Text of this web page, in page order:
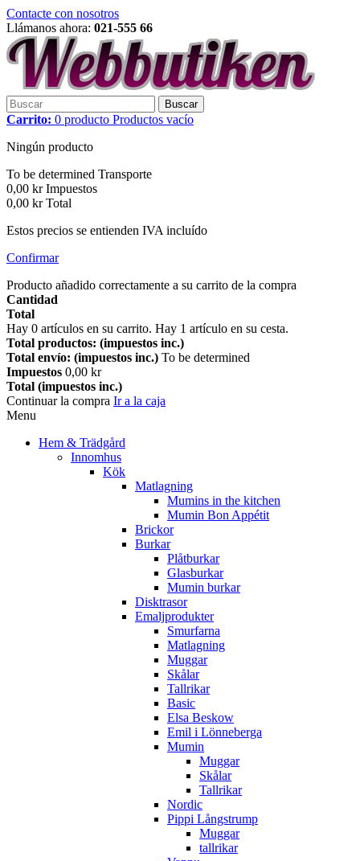
Contacte con nosotros
Llámanos ahora: 021-555 66
Buscar
Carrito: 0 producto Productos vacío
Ningún producto
To be determined Transporte
0,00 kr Impuestos
0,00 kr Total
Estos precios se entienden IVA incluído
Confirmar
Producto añadido correctamente a su carrito de la compra
Cantidad
Total
Hay 0 artículos en su carrito. Hay 1 artículo en su cesta.
Total productos: (impuestos inc.)
Total envío: (impuestos inc.) To be determined
Impuestos 0,00 kr
Total (impuestos inc.)
Continuar la compra Ir a la caja
Menu
Hem & Trädgård
Innomhus
Kök
Matlagning
Mumins in the kitchen
Mumin Bon Appétit
Brickor
Burkar
Plåtburkar
Glasburkar
Mumin burkar
Disktrasor
Emaljprodukter
Smurfarna
Matlagning
Muggar
Skålar
Tallrikar
Basic
Elsa Beskow
Emil i Lönneberga
Mumin
Muggar
Skålar
Tallrikar
Nordic
Pippi Långstrump
Muggar
tallrikar